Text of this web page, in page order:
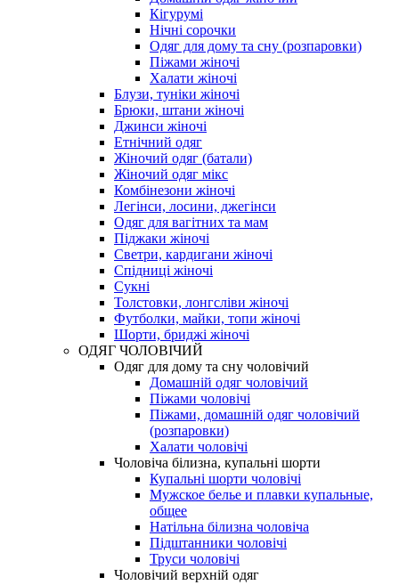
Кігурумі
Нічні сорочки
Одяг для дому та сну (розпаровки)
Піжами жіночі
Халати жіночі
Блузи, туніки жіночі
Брюки, штани жіночі
Джинси жіночі
Етнічний одяг
Жіночий одяг (батали)
Жіночий одяг мікс
Комбінезони жіночі
Легінси, лосини, джегінси
Одяг для вагітних та мам
Піджаки жіночі
Светри, кардигани жіночі
Спідниці жіночі
Сукні
Толстовки, лонгсліви жіночі
Футболки, майки, топи жіночі
Шорти, бриджі жіночі
ОДЯГ ЧОЛОВІЧИЙ
Одяг для дому та сну чоловічий
Домашній одяг чоловічий
Піжами чоловічі
Піжами, домашній одяг чоловічий
(розпаровки)
Халати чоловічі
Чоловіча білизна, купальні шорти
Купальні шорти чоловічі
Мужское белье и плавки купальные,
общее
Натільна білизна чоловіча
Підштанники чоловічі
Труси чоловічі
Чоловічий верхній одяг